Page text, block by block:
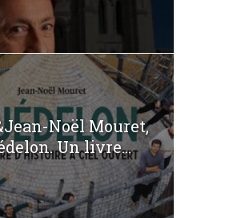
Noël Mouret,
Un livre...